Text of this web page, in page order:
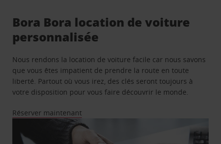
Bora Bora location de voiture
personnalisée
Nous rendons la location de voiture facile car nous savons
que vous êtes impatient de prendre la route en toute
liberté. Partout où vous irez, des clés seront toujours à
votre disposition pour vous faire découvrir le monde.
Réserver maintenant